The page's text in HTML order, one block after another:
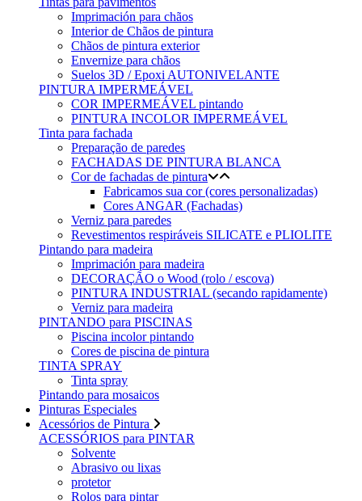
Imprimación para chãos
Interior de Chãos de pintura
Chãos de pintura exterior
Envernize para chãos
Suelos 3D / Epoxi AUTONIVELANTE
PINTURA IMPERMEÁVEL
COR IMPERMEÁVEL pintando
PINTURA INCOLOR IMPERMEÁVEL
Tinta para fachada
Preparação de paredes
FACHADAS DE PINTURA BLANCA
Cor de fachadas de pintura
Fabricamos sua cor (cores personalizadas)
Cores ANGAR (Fachadas)
Verniz para paredes
Revestimentos respiráveis ​​SILICATE e PLIOLITE
Pintando para madeira
Imprimación para madeira
DECORAÇÃO o Wood (rolo / escova)
PINTURA INDUSTRIAL (secando rapidamente)
Verniz para madeira
PINTANDO para PISCINAS
Piscina incolor pintando
Cores de piscina de pintura
TINTA SPRAY
Tinta spray
Pintando para mosaicos
Pinturas Especiales
Acessórios de Pintura
ACESSÓRIOS para PINTAR
Solvente
Abrasivo ou lixas
protetor
Rolos para pintar